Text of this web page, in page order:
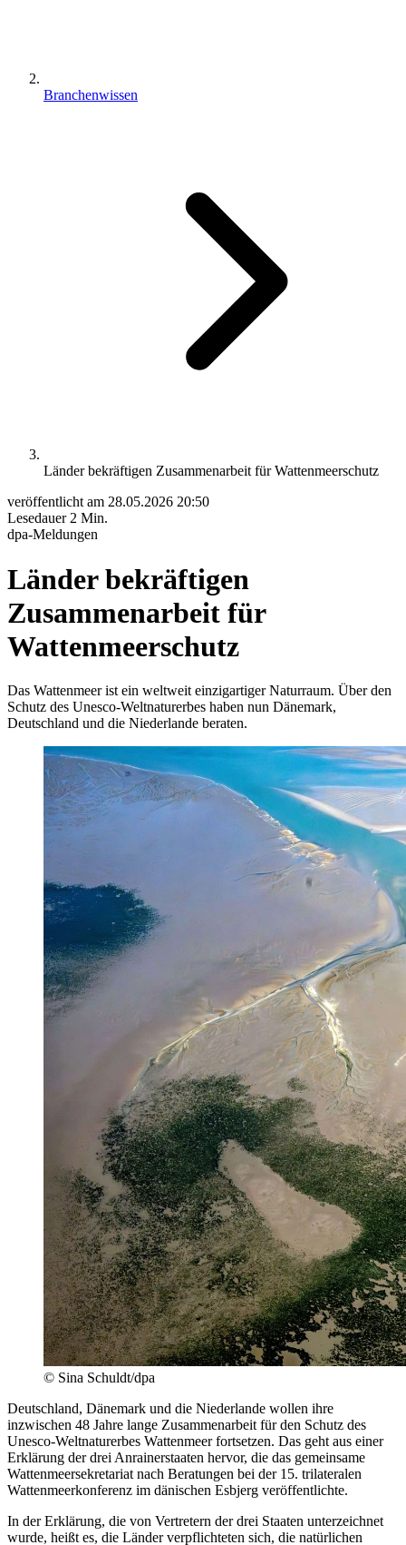
Branchenwissen
Länder bekräftigen Zusammenarbeit für Wattenmeerschutz
veröffentlicht am 28.05.2026 20:50
Lesedauer 2 Min.
dpa-Meldungen
Länder bekräftigen
Zusammenarbeit für
Wattenmeerschutz
Das Wattenmeer ist ein weltweit einzigartiger Naturraum. Über den
Schutz des Unesco-Weltnaturerbes haben nun Dänemark,
Deutschland und die Niederlande beraten.
© Sina Schuldt/dpa
Deutschland, Dänemark und die Niederlande wollen ihre
inzwischen 48 Jahre lange Zusammenarbeit für den Schutz des
Unesco-Weltnaturerbes Wattenmeer fortsetzen. Das geht aus einer
Erklärung der drei Anrainerstaaten hervor, die das gemeinsame
Wattenmeersekretariat nach Beratungen bei der 15. trilateralen
Wattenmeerkonferenz im dänischen Esbjerg veröffentlichte.
In der Erklärung, die von Vertretern der drei Staaten unterzeichnet
wurde, heißt es, die Länder verpflichteten sich, die natürlichen